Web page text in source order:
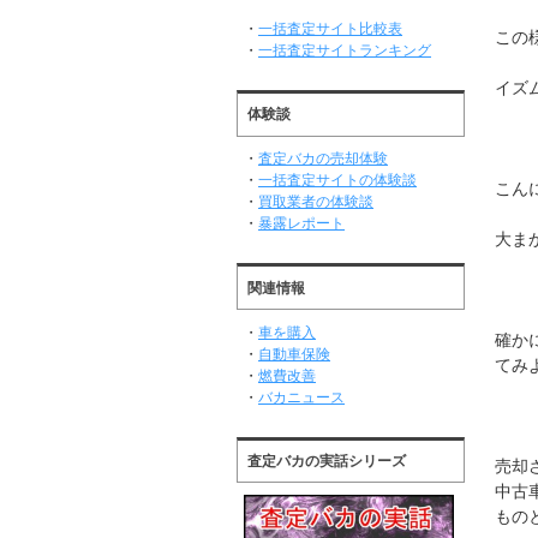
この
イズ
こん
大ま
確か
てみ
売却
中古
もの
・ 一括査定サイト比較表
・ 一括査定サイトランキング
体験談
・ 査定バカの売却体験
・ 一括査定サイトの体験談
・ 買取業者の体験談
・ 暴露レポート
関連情報
・ 車を購入
・ 自動車保険
・ 燃費改善
・ バカニュース
査定バカの実話シリーズ